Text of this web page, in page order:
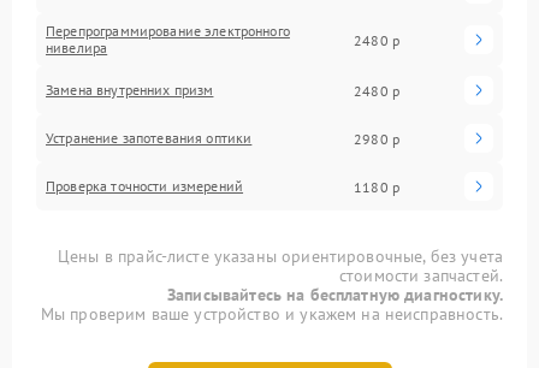
Перепрограммирование электронного
нивелира
2480 р
Замена внутренних призм 2480 р
Устранение запотевания оптики 2980 р
Проверка точности измерений 1180 р
Цены в прайс-листе указаны ориентировочные, без учета
стоимости запчастей.
Записывайтесь на бесплатную диагностику.
Мы проверим ваше устройство и укажем на неисправность.